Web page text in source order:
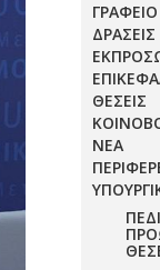
ΔΡΑΣΕΙΣ
ΘΕΣΕΙΣ
ΝΕΑ